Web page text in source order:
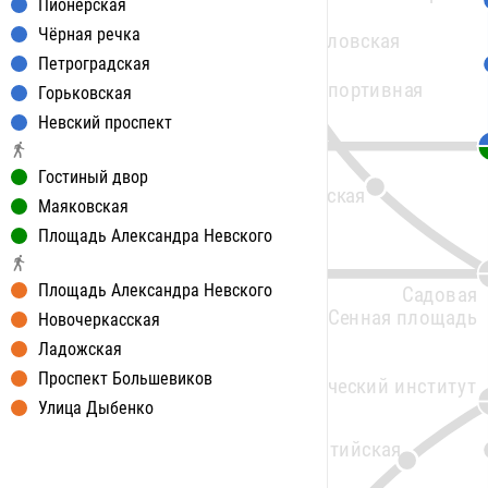
Пионерская
Чёрная речка
Петроградская
Горьковская
Невский проспект
Гостиный двор
Маяковская
Площадь Александра Невского
Площадь Александра Невского
Новочеркасская
Ладожская
Проспект Большевиков
Улица Дыбенко
Балтийская
Садовая
Сенная площадь
Технологический институт
Адмиралтейская
Спортивная
Василеостровская
Горный институт
Приморская
Чкаловская